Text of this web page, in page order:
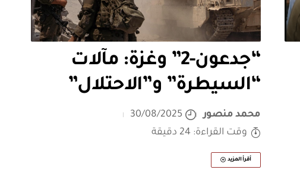
“جدعون-2” وغزة: مآلات
“السيطرة” و”الاحتلال”
محمد منصور
30/08/2025
وقت القراءة: 24 دقيقة
أقرأ المزيد